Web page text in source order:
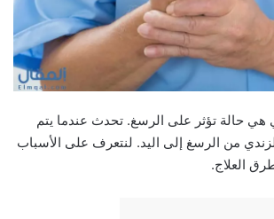
هي حالة تؤثر على الرسغ. تحدث عندما يتم
من الرسغ إلى اليد. لنتعرف على الأسباب
العلاج.